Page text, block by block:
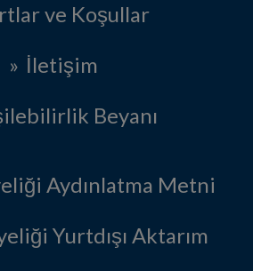
ve Koşullar
İletişim
Beyanı
Aydınlatma Metni
Yurtdışı Aktarım